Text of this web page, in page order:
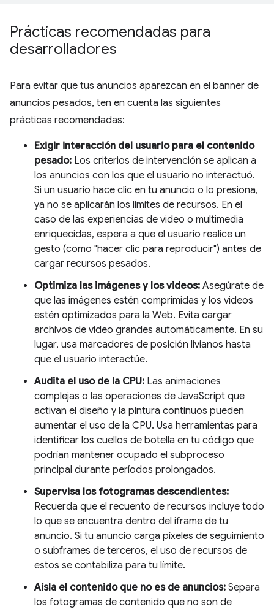
Prácticas recomendadas para
desarrolladores
Para evitar que tus anuncios aparezcan en el banner de
anuncios pesados, ten en cuenta las siguientes
prácticas recomendadas:
Exigir interacción del usuario para el contenido
pesado: Los criterios de intervención se aplican a
los anuncios con los que el usuario no interactuó.
Si un usuario hace clic en tu anuncio o lo presiona,
ya no se aplicarán los límites de recursos. En el
caso de las experiencias de video o multimedia
enriquecidas, espera a que el usuario realice un
gesto (como "hacer clic para reproducir") antes de
cargar recursos pesados.
Optimiza las imágenes y los videos: Asegúrate de
que las imágenes estén comprimidas y los videos
estén optimizados para la Web. Evita cargar
archivos de video grandes automáticamente. En su
lugar, usa marcadores de posición livianos hasta
que el usuario interactúe.
Audita el uso de la CPU: Las animaciones
complejas o las operaciones de JavaScript que
activan el diseño y la pintura continuos pueden
aumentar el uso de la CPU. Usa herramientas para
identificar los cuellos de botella en tu código que
podrían mantener ocupado el subproceso
principal durante períodos prolongados.
Supervisa los fotogramas descendientes:
Recuerda que el recuento de recursos incluye todo
lo que se encuentra dentro del iframe de tu
anuncio. Si tu anuncio carga píxeles de seguimiento
o subframes de terceros, el uso de recursos de
estos se contabiliza para tu límite.
Aísla el contenido que no es de anuncios: Separa
los fotogramas de contenido que no son de